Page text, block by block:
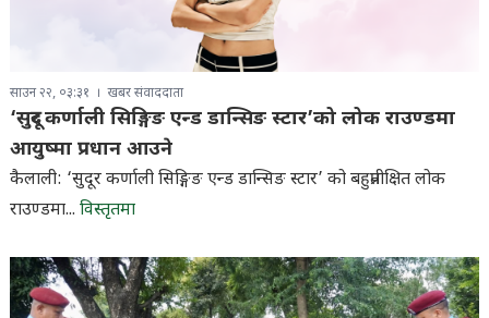
साउन २२, ०३:३१ खबर संवाददाता
‘सुदूर कर्णाली सिङ्गिङ एन्ड डान्सिङ स्टार’को लोक राउण्डमा
आयुष्मा प्रधान आउने
कैलाली: ‘सुदूर कर्णाली सिङ्गिङ एन्ड डान्सिङ स्टार’ को बहुप्रतीक्षित लोक
राउण्डमा... विस्तृतमा